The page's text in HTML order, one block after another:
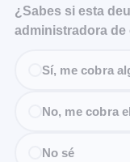
¿Sabes si esta
administradora de
Sí, me cobra
No, me cobra
No sé